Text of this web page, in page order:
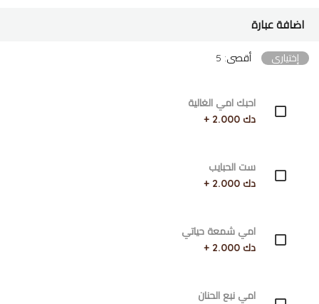
اضافة عبارة
إختياري أقصى: 5
احبك امي الغالية
دك 2.000 +
ست الحبايب
دك 2.000 +
امي شمعة حياتي
دك 2.000 +
امي نبع الحنان